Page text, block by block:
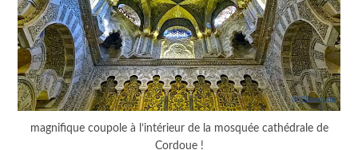
magnifique coupole à l’intérieur de la mosquée cathédrale de
Cordoue !